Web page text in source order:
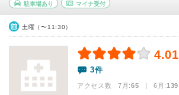
駐車場あり マイナ受付
土曜（〜11:30）
4.01
3件
アクセス数 7月:65 | 6月:139